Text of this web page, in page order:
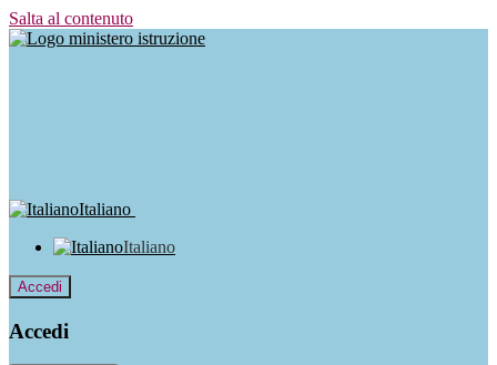
Salta al contenuto
Italiano
Italiano
Accedi
Accedi